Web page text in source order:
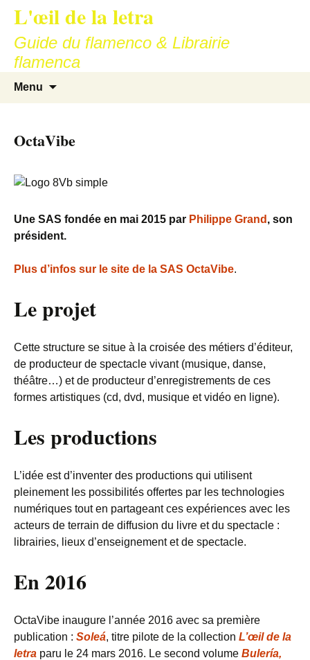
contenu
L'œil de la letra
Guide du flamenco & Librairie
flamenca
Menu
OctaVibe
Une SAS fondée en mai 2015 par Philippe Grand , son
président.
Plus d’infos sur le site de la SAS OctaVibe.
Le projet
Cette structure se situe à la croisée des métiers d’éditeur,
de producteur de spectacle vivant (musique, danse,
théâtre…) et de producteur d’enregistrements de ces
formes artistiques (cd, dvd, musique et vidéo en ligne).
Les productions
L’idée est d’inventer des productions qui utilisent
pleinement les possibilités offertes par les technologies
numériques tout en partageant ces expériences avec les
acteurs de terrain de diffusion du livre et du spectacle :
librairies, lieux d’enseignement et de spectacle.
En 2016
OctaVibe inaugure l’année 2016 avec sa première
publication : Soleá, titre pilote de la collection L’œil de la
letra paru le 24 mars 2016. Le second volume Bulería,